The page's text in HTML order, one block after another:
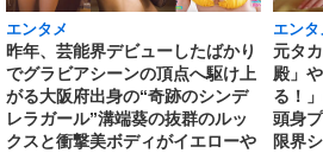
エンタメ
昨年、芸能界デビューしたばかり
でグラビアシーンの頂点へ駆け上
がる大阪府出身の“奇跡のシンデ
レラガール”溝端葵の抜群のルッ
クスと衝撃美ボディがイエローや
エンタ
元タ
殿」
る！
頭身
限界